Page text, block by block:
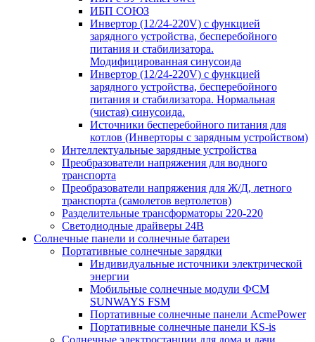
ИБП СОЮЗ
Инвертор (12/24-220V) с функцией
зарядного устройства, бесперебойного
питания и стабилизатора.
Модифицированная синусоида
Инвертор (12/24-220V) с функцией
зарядного устройства, бесперебойного
питания и стабилизатора. Нормальная
(чистая) синусоида.
Источники бесперебойного питания для
котлов (Инверторы с зарядным устройством)
Интеллектуальные зарядные устройства
Преобразователи напряжения для водного
транспорта
Преобразователи напряжения для Ж/Д, летного
транспорта (самолетов вертолетов)
Разделительные трансформаторы 220-220
Светодиодные драйверы 24В
Солнечные панели и солнечные батареи
Портативные солнечные зарядки
Индивидуальные источники электрической
энергии
Мобильные солнечные модули ФСМ
SUNWAYS FSM
Портативные солнечные панели AcmePower
Портативные солнечные панели KS-is
Солнечные электростанции для дома и дачи